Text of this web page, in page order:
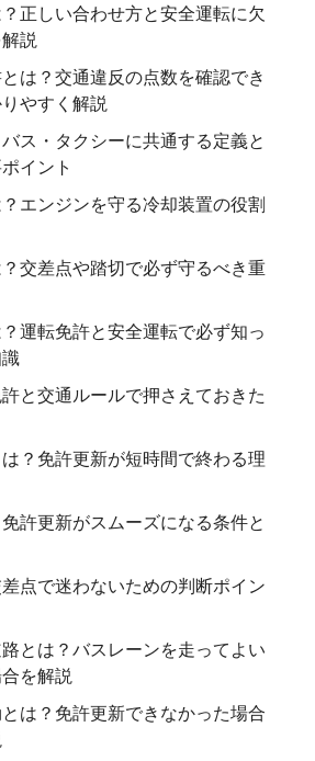
正しい合わせ方と安全運転に欠
説
は？交通違反の点数を確認でき
やすく解説
ス・タクシーに共通する定義と
イント
エンジンを守る冷却装置の役割
交差点や踏切で必ず守るべき重
運転免許と安全運転で必ず知っ
と交通ルールで押さえておきた
？免許更新が短時間で終わる理
許更新がスムーズになる条件と
点で迷わないための判断ポイン
とは？バスレーンを走ってよい
を解説
は？免許更新できなかった場合